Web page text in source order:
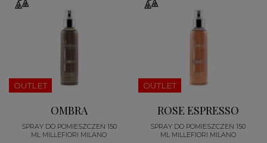
OUTLET
OMBRA
SPRAY DO POMIESZCZEŃ 150
ML MILLEFIORI MILANO
OUTLET
ROSE ESPRESSO
SPRAY DO POMIESZCZEŃ 150
ML MILLEFIORI MILANO